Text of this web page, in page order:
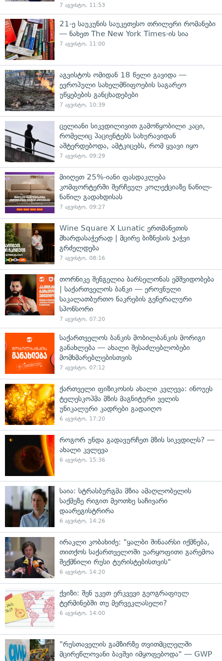
7 აგვისტო, 11:53
21-ე საუკუნის საუკეთესო თრილერი რომანები
— ნახეთ The New York Times-ის სია
7 აგვისტო, 11:00
აგვისტოს ომიდან 18 წელი გავიდა —
ევროპული სახელმწიფოების საგარეო
უწყებების განცხადებები
7 აგვისტო, 10:39
ცელიანი სიკვდილივით გამოწყობილი კაცი,
რომელიც პაციენტებს სახურავიდან
აშტერდებოდა, ამტკიცებს, რომ ყვავი იყო
7 აგვისტო, 09:29
მიიღეთ 25%-იანი ფასდაკლება
კომფორტერში შერჩეულ კოლექციაზე ნაწილ-
ნაწილ გადახდისას
7 აგვისტო, 09:27
Wine Square X Lunatic ერთმანეთის
მხარდასაჭერად | მცირე ბიზნესის ჯაჭვი
გრძელდება
7 აგვისტო, 08:16
თორნიკე შენგელია ბარსელონას ემშვიდობება
| საქართველოს ბანკი — ეროვნული
საკალათბურთო ნაკრების გენერალური
სპონსორი
7 აგვისტო, 07:20
საქართველოს ბანკის მობილბანკის მორიგი
განახლება — ახალი შესაძლებლობები
მომხმარებლებისთვის
7 აგვისტო, 07:12
ქართველი ფიზიკოსის ახალი კვლევა: ინოუეს
ტელესკოპმა მზის მაგნიტური ველის
უნიკალური კადრები გადაიღო
6 აგვისტო, 17:20
როგორ უნდა გადავურჩეთ მზის სიკვდილს? —
ახალი კვლევა
6 აგვისტო, 15:36
საია: სტრასბურგმა მზია ამაღლობელის
საქმეზე რიგით მეოთხე საჩივარი
დაარეგისტრირა
6 აგვისტო, 14:26
ირაკლი კობახიძე: "ყალბი შინაარსი იქმნება,
თითქოს საქართველოში უარყოფითი გარემოა
შექმნილი რუსი ტურისტებისთვის"
6 აგვისტო, 14:20
ქვიზი: შენ უკეთ ერკვევი გეოგრაფიულ
ტერმინებში თუ მერვეკლასელი?
6 აგვისტო, 14:00
"რუსთაველის გამზირზე თვითმცლელში
მცირეწლოვანი ბავშვი იმყოფებოდა" — GWP